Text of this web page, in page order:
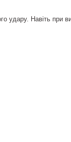
удару. Навіть при